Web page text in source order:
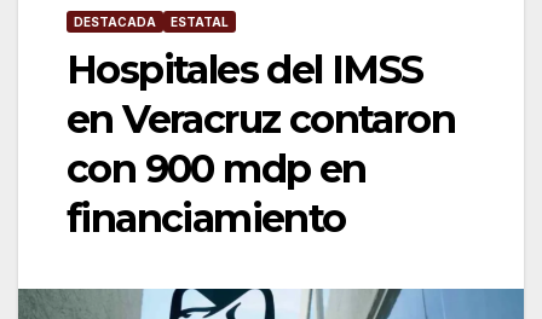
DESTACADA ESTATAL
Hospitales del IMSS
en Veracruz contaron
con 900 mdp en
financiamiento